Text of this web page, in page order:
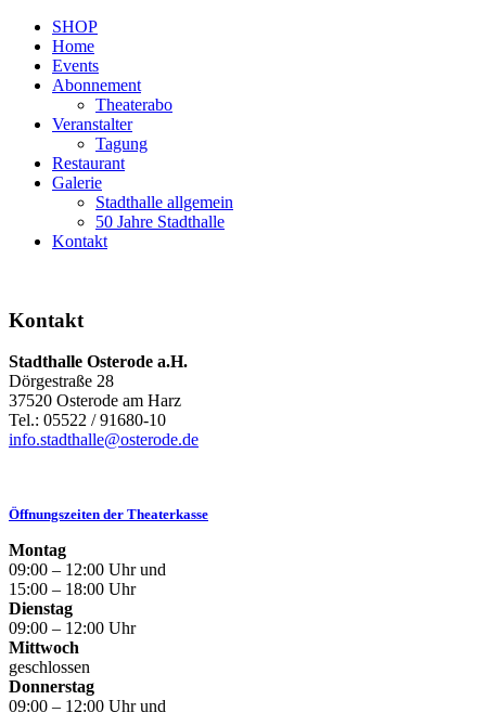
SHOP
Home
Events
Abonnement
Theaterabo
Veranstalter
Tagung
Restaurant
Galerie
Stadthalle allgemein
50 Jahre Stadthalle
Kontakt
Kontakt
Stadthalle Osterode a.H.
Dörgestraße 28
37520 Osterode am Harz
Tel.: 05522 / 91680-10
info.stadthalle@osterode.de
Öffnungszeiten der Theaterkasse
Montag
09:00 – 12:00 Uhr und
15:00 – 18:00 Uhr
Dienstag
09:00 – 12:00 Uhr
Mittwoch
geschlossen
Donnerstag
09:00 – 12:00 Uhr und